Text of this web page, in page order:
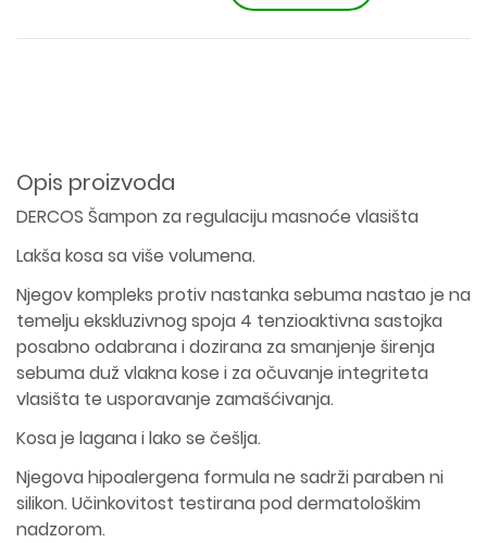
Opis proizvoda
DERCOS Šampon za regulaciju masnoće vlasišta
Lakša kosa sa više volumena.
Njegov kompleks protiv nastanka sebuma nastao je na
temelju ekskluzivnog spoja 4 tenzioaktivna sastojka
posabno odabrana i dozirana za smanjenje širenja
sebuma duž vlakna kose i za očuvanje integriteta
vlasišta te usporavanje zamašćivanja.
Kosa je lagana i lako se češlja.
Njegova hipoalergena formula ne sadrži paraben ni
silikon. Učinkovitost testirana pod dermatološkim
nadzorom.